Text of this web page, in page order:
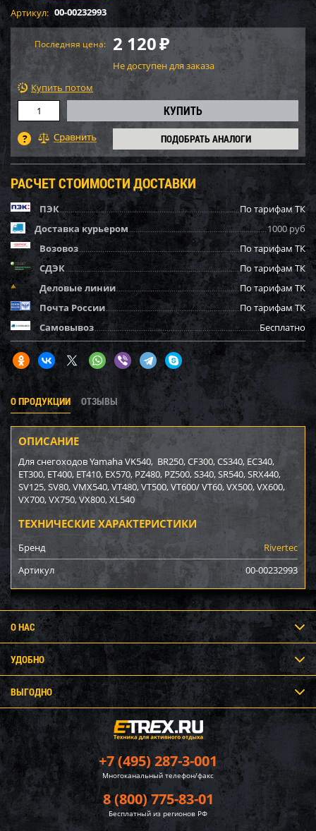
Артикул: 00-00232993
Последняя цена: 2 120₽
Не доступен для заказа
Купить потом
ПОДОБРАТЬ АНАЛОГИ
РАСЧЕТ СТОИМОСТИ ДОСТАВКИ
ПЭК
По тарифам ТК
Доставка курьером
1000 руб
Возовоз
По тарифам ТК
СДЭК
По тарифам ТК
Деловые линии
По тарифам ТК
Почта России
По тарифам ТК
Самовывоз
Бесплатно
О ПРОДУКЦИИ ОТЗЫВЫ
ОПИСАНИЕ
Для снегоходов Yamaha VK540, BR250, CF300, CS340, EC340,
ET300, ET400, ET410, EX570, PZ480, PZ500, S340, SR540, SRX440,
SV125, SV80, VMX540, VT480, VT500, VT600/ VT60, VX500, VX600,
VX700, VX750, VX800, XL540
ТЕХНИЧЕСКИЕ ХАРАКТЕРИСТИКИ
Бренд
Rivertec
Артикул
00-00232993
+7 (495) 287-3-001
Многоканальный телефон/факс
8 (800) 775-83-01
Бесплатный из регионов РФ
О НАС
УДОБНО
ВЫГОДНО